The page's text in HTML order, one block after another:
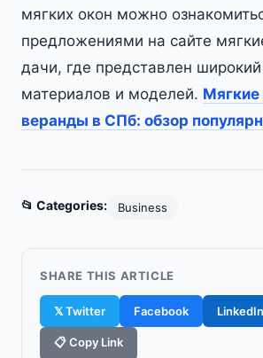
мягких окон можно
предложениями на сайте
дачи, где представлен
материалов и моделей. Мягкие
веранды в СПб: обзор
📂 Categories: Business
SHARE THIS ARTICLE
𝕏 Twitter Facebook LinkedIn
📋 Copy Link